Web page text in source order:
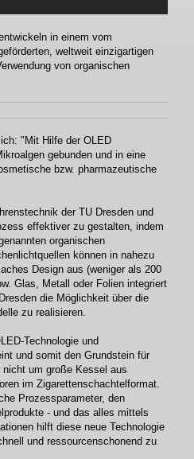
in einem vom
weltweit einzigartigen
von organischen
"Mit Hilfe der OLED
gebunden und in eine
bzw. pharmazeutische
der TU Dresden und
effektiver zu gestalten, indem
organischen
können in nahezu
Design aus (weniger als 200
Glas, Metall oder Folien integriert
die Möglichkeit über die
zu realisieren.
Technologie und
und somit den Grundstein für
um große Kessel aus
im Zigarettenschachtelformat.
Prozessparameter, den
- und das alles mittels
hilft diese neue Technologie
und ressourcenschonend zu